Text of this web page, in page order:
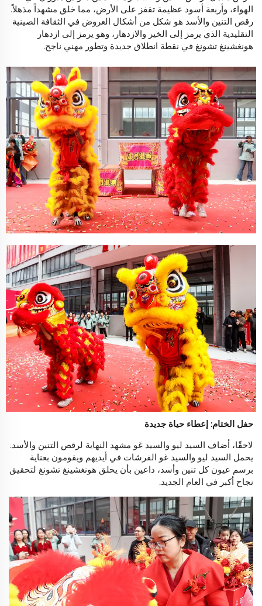
الهواء، وأربعة أسود عظيمة تقفز على الأرض، مما خلق مشهداً مذهلاً.
رقص التنين والأسد هو شكل من أشكال العروض في الثقافة الصينية
التقليدية الذي يرمز إلى الخير والازدهار، وهو يرمز إلى ازدهار
هونغشينغ تشونغ في نقطة انطلاق جديدة وتطور مهني ناجح.
حفل الختام: إعطاء حياة جديدة
لاحقًا، أضاف السيد ليو والسيد غو مشهد النهاية لرقص التنين والأسد.
يحمل السيد ليو والسيد غو الفرشات في أيديهم ويقومون بعناية
برسم عيون كل تنين وأسد، داعين بأن يحلق هونغشينغ تشونغ لتحقيق
نجاح أكبر في العام الجديد.